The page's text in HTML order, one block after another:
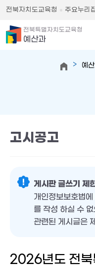
전북자치도교육청 주요누리
전북특별자치도교육청
예산과
예
고시공고
게시판 글쓰기 제
개인정보보호법
를 작성 하실 수
관련된 게시글은
2026년도 전북